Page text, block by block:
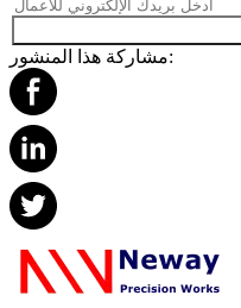
مشاركة هذا المنشور: